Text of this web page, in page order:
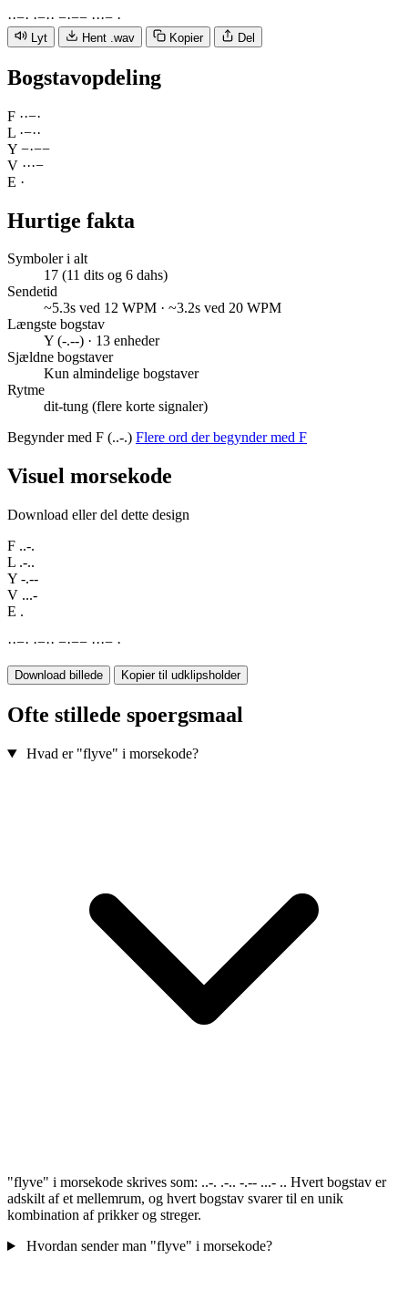
··−· ·−·· −·−− ···− ·
Lyt Hent .wav Kopier Del
Bogstavopdeling
F ··−·
L ·−··
Y −·−−
V ···−
E ·
Hurtige fakta
Symboler i alt
17 (11 dits og 6 dahs)
Sendetid
~5.3s ved 12 WPM · ~3.2s ved 20 WPM
Længste bogstav
Y (-.--) · 13 enheder
Sjældne bogstaver
Kun almindelige bogstaver
Rytme
dit-tung (flere korte signaler)
Begynder med F (..-.) Flere ord der begynder med F
Visuel morsekode
Download eller del dette design
F ..-.
L .-..
Y -.--
V ...-
E .
··−· ·−·· −·−− ···− ·
Download billede Kopier til udklipsholder
Ofte stillede spoergsmaal
Hvad er "flyve" i morsekode?
"flyve" i morsekode skrives som: ..-. .-.. -.-- ...- .. Hvert bogstav er
adskilt af et mellemrum, og hvert bogstav svarer til en unik
kombination af prikker og streger.
Hvordan sender man "flyve" i morsekode?